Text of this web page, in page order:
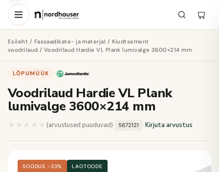
Esileht / Fassaadikate- ja materjal / Kiudtsement
voodrilaud / Voodrilaud Hardie VL Plank lumivalge 3600×214 mm
LÕPUMÜÜK ·
Voodrilaud Hardie VL Plank
lumivalge 3600×214 mm
★★★★★ ★★★★★
(arvustused puuduvad)· 5672121 ·Kirjuta arvustus
SOODUS −33% LAOTOODE